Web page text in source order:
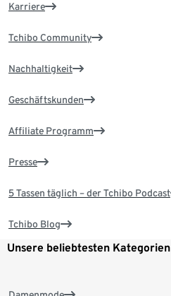
Karriere
Tchibo Community
Nachhaltigkeit
Geschäftskunden
Affiliate Programm
Presse
5 Tassen täglich – der Tchibo Podcast
Tchibo Blog
Unsere beliebtesten Kategorien